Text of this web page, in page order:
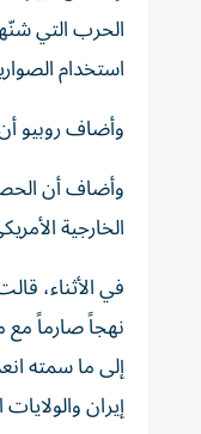
الحرب التي
استخدام
وأضاف روبيو
وأضاف أن
الخارجية
في الأثناء،
نهجاً صارماً مع
إلى ما سمته
إيران